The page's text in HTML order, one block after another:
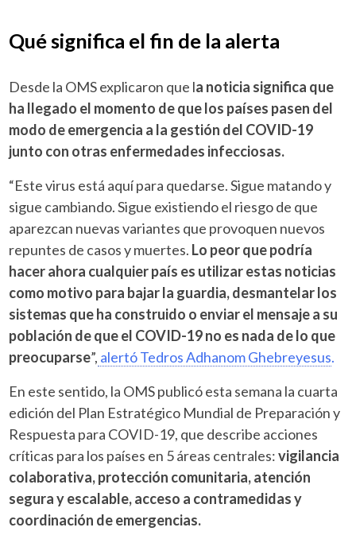
Qué significa el fin de la alerta
Desde la OMS explicaron que la noticia significa que
ha llegado el momento de que los países pasen del
modo de emergencia a la gestión del COVID-19
junto con otras enfermedades infecciosas.
“Este virus está aquí para quedarse. Sigue matando y
sigue cambiando. Sigue existiendo el riesgo de que
aparezcan nuevas variantes que provoquen nuevos
repuntes de casos y muertes. Lo peor que podría
hacer ahora cualquier país es utilizar estas noticias
como motivo para bajar la guardia, desmantelar los
sistemas que ha construido o enviar el mensaje a su
población de que el COVID-19 no es nada de lo que
preocuparse”, alertó Tedros Adhanom Ghebreyesus.
En este sentido, la OMS publicó esta semana la cuarta
edición del Plan Estratégico Mundial de Preparación y
Respuesta para COVID-19, que describe acciones
críticas para los países en 5 áreas centrales:vigilancia
colaborativa, protección comunitaria, atención
segura y escalable, acceso a contramedidas y
coordinación de emergencias.